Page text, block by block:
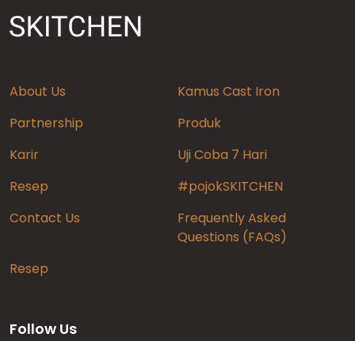
About Us
Kamus Cast Iron
Partnership
Produk
Karir
Uji Coba 7 Hari
Resep
#pojokSKITCHEN
Contact Us
Frequently Asked
Questions (FAQs)
Resep
Follow Us